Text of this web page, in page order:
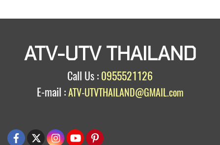
ATV-UTV THAILAND
Call Us : 0955521126
E-mail :ATV-UTVTHAILAND@GMAIL.com